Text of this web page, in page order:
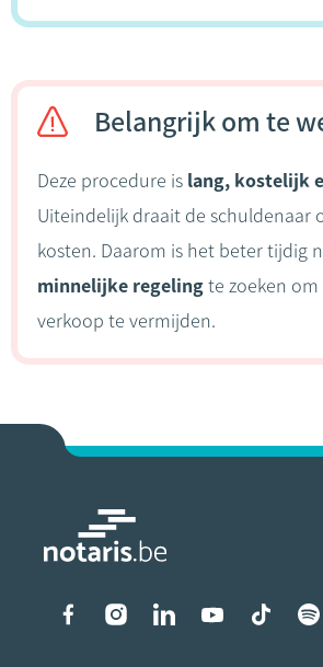
Belangrijk om te
Deze procedure is lang, kostelijk
Uiteindelijk draait de schuldenaar
kosten. Daarom is het beter tijdig
minnelijke regelingte zoeken
verkoop te vermijden.
Liens vers les